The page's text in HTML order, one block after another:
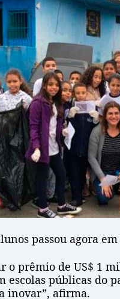
passou agora
o prêmio de US$ 1
públicas do
inovar”, afirma.